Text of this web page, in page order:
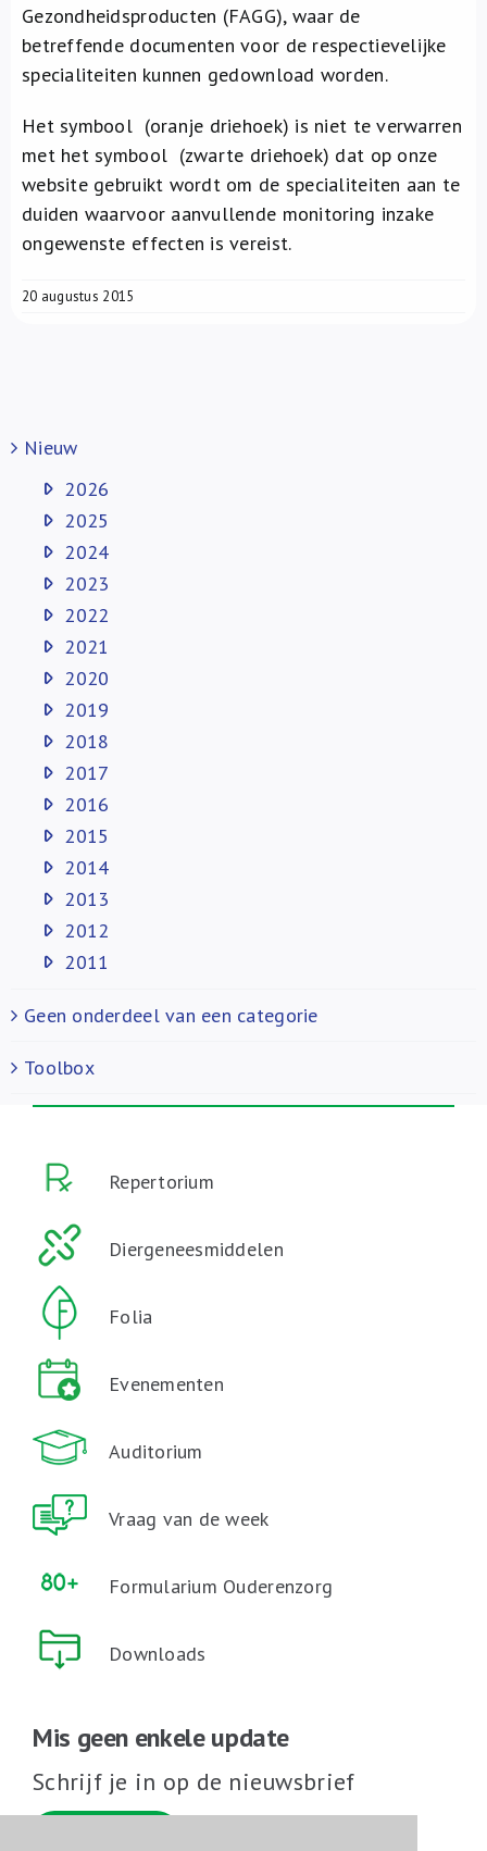
Gezondheidsproducten (FAGG), waar de
betreffende documenten voor de respectievelijke
specialiteiten kunnen gedownload worden.
Het symbool (oranje driehoek) is niet te verwarren
met het symbool (zwarte driehoek) dat op onze
website gebruikt wordt om de specialiteiten aan te
duiden waarvoor aanvullende monitoring inzake
ongewenste effecten is vereist.
20 augustus 2015
Nieuw
2026
2025
2024
2023
2022
2021
2020
2019
2018
2017
2016
2015
2014
2013
2012
2011
Geen onderdeel van een categorie
Toolbox
Repertorium
Diergeneesmiddelen
Folia
Evenementen
Auditorium
Vraag van de week
Formularium Ouderenzorg
Downloads
Mis geen enkele update
Schrijf je in op de nieuwsbrief